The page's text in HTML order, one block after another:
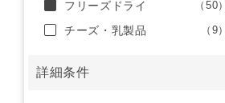
フリーズドライ （50）
チーズ・乳製品 （9）
詳細条件